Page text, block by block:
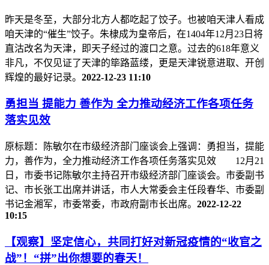
昨天是冬至，大部分北方人都吃起了饺子。也被咱天津人看成
咱天津的“催生”饺子。朱棣成为皇帝后，在1404年12月23日将
直沽改名为天津，即天子经过的渡口之意。过去的618年意义
非凡，不仅见证了天津的筚路蓝缕，更是天津锐意进取、开创
辉煌的最好记录。 2022-12-23 11:10
勇担当 提能力 善作为 全力推动经济工作各项任务
落实见效
原标题：陈敏尔在市级经济部门座谈会上强调：勇担当，提能
力，善作为，全力推动经济工作各项任务落实见效 12月21
日，市委书记陈敏尔主持召开市级经济部门座谈会。市委副书
记、市长张工出席并讲话，市人大常委会主任段春华、市委副
书记金湘军，市委常委，市政府副市长出席。 2022-12-22
10:15
【观察】坚定信心，共同打好对新冠疫情的“收官之
战”！“拼”出你想要的春天！